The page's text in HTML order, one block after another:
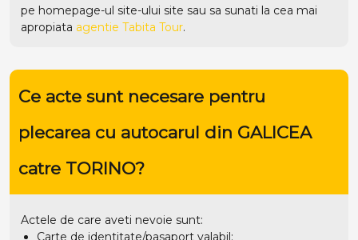
Actele de care aveti nevoie sunt:
Carte de identitate/pasaport valabil;
parinte (o imputernicire);
Minor insotit de o alta persoana ➜ procura de la ambii
parinti si cazierul insotitorului;
Mai multe detalii despre iesirea cetatenilor romani
minori din tara: aici.
un pasaport biometric si viza